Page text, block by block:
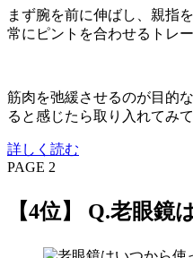
まず腕を前に伸ばし、親指
常にピントを合わせるトレ
筋肉を弛緩させるのが目的
ると感じたら取り入れてみて
詳しく読む
PAGE 2
【4位】 Q.老眼